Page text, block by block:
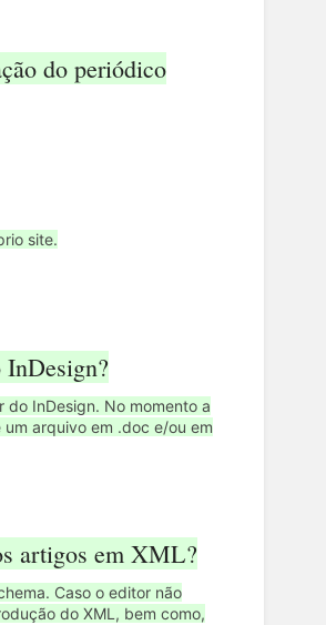
do periódico
site.
InDesign. No momento a
arquivo em .doc e/ou em
artigos em XML?
Caso o editor não
do XML, bem como,